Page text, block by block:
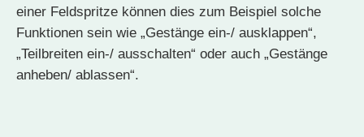
einer Feldspritze können dies zum Beispiel solche
Funktionen sein wie „Gestänge ein-/ ausklappen“,
„Teilbreiten ein-/ ausschalten“ oder auch „Gestänge
anheben/ ablassen“.